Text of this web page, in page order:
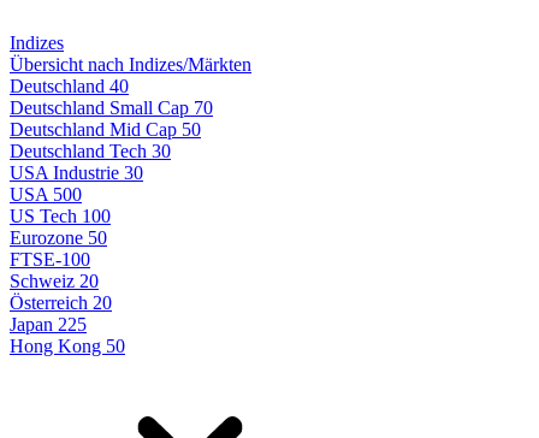
Indizes
Übersicht nach Indizes/Märkten
Deutschland 40
Deutschland Small Cap 70
Deutschland Mid Cap 50
Deutschland Tech 30
USA Industrie 30
USA 500
US Tech 100
Eurozone 50
FTSE-100
Schweiz 20
Österreich 20
Japan 225
Hong Kong 50